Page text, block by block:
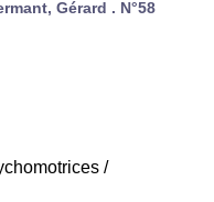
Gérard . N°58
/